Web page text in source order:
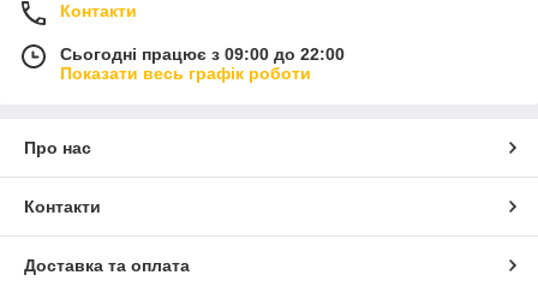
Контакти
Сьогодні працює з 09:00 до 22:00
Показати весь графік роботи
Про нас
Контакти
Доставка та оплата